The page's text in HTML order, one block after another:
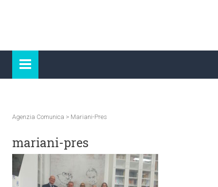
Agenzia Comunica > Mariani-Pres
mariani-pres